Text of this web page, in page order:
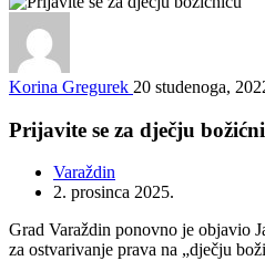
Korina Gregurek 20 studenoga,
Prijavite se za dječju
Varaždin
2. prosinca 2025.
Grad Varaždin ponovno je objavio
za ostvarivanje prava na „dječju